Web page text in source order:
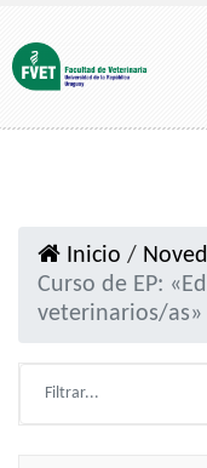
Inicio /
Curso de EP:
veterinarios/as»